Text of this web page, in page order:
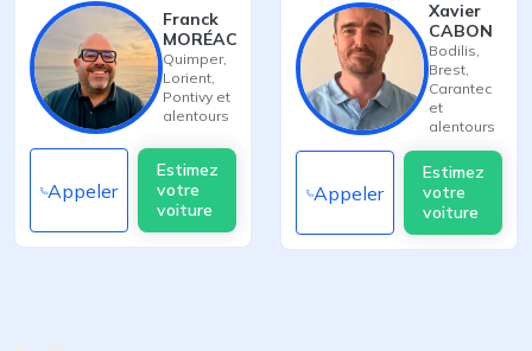
Franck
MORÉAC
Quimper,
Lorient,
Pontivy et
alentours
Appeler
Estimez
votre
voiture
Xavier
CABON
Bodilis,
Brest,
Carantec
et
alentours
Appeler
Estimez
votre
voiture